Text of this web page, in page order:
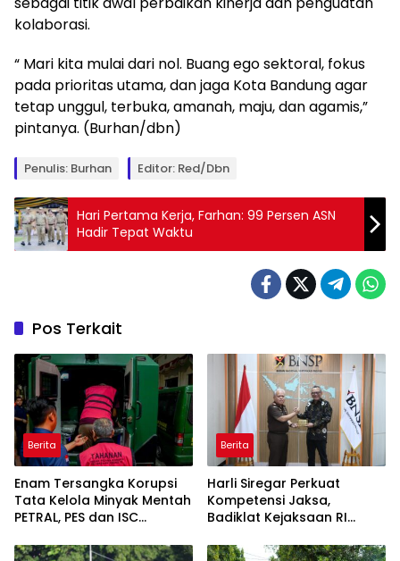
kolaborasi.
“ Mari kita mulai dari nol. Buang ego sektoral, fokus
pada prioritas utama, dan jaga Kota Bandung agar
tetap unggul, terbuka, amanah, maju, dan agamis,”
pintanya. (Burhan/dbn)
Penulis: Burhan Editor: Red/Dbn
Hari Pertama Kerja, Farhan: 99 Persen ASN
Hadir Tepat Waktu
Pos Terkait
Berita
Enam Tersangka Korupsi
Tata Kelola Minyak Mentah
PETRAL, PES dan ISC
Umum
Berita
Harli Siregar Perkuat
Kompetensi Jaksa,
Badiklat Kejaksaan RI
Sertifikasi Profesional